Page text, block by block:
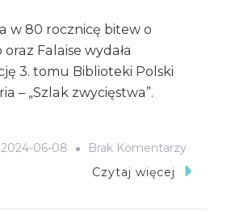
w 80 rocznicę bitew o
Falaise wydała
3. tomu Biblioteki Polski
– „Szlak zwycięstwa”.
2024-06-08 Brak KomentarzyDo
Monte
Czytaj więcej